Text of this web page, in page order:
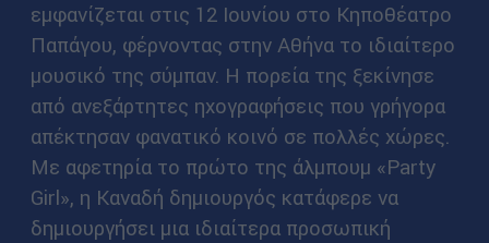
εμφανίζεται στις 12 Ιουνίου στο Κηποθέατρο
Παπάγου, φέρνοντας στην Αθήνα το ιδιαίτερο
μουσικό της σύμπαν. Η πορεία της ξεκίνησε
από ανεξάρτητες ηχογραφήσεις που γρήγορα
απέκτησαν φανατικό κοινό σε πολλές χώρες.
Με αφετηρία το πρώτο της άλμπουμ «Party
Girl», η Καναδή δημιουργός κατάφερε να
δημιουργήσει μια ιδιαίτερα προσωπική